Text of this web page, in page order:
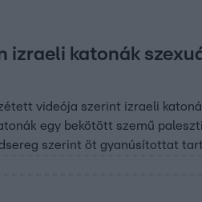
izraeli katonák
videója szerint izraeli
egy bekötött szemű
szerint öt gyanúsítottat